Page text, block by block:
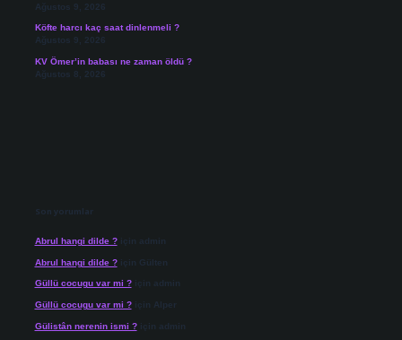
Ağustos 9, 2026
Köfte harcı kaç saat dinlenmeli ?
Ağustos 9, 2026
KV Ömer’in babası ne zaman öldü ?
Ağustos 8, 2026
Son yorumlar
Abrul hangi dilde ?için admin
Abrul hangi dilde ?için Gülten
Güllü cocugu var mi ?için admin
Güllü cocugu var mi ?için Alper
Gülistân nerenin ismi ?için admin